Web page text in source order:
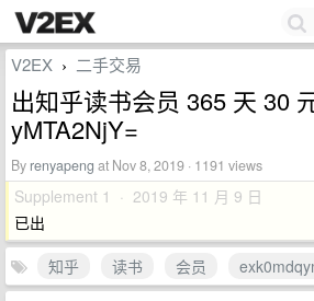
V2EX › 二手交易
出知乎读书会员 365 天 30
yMTA2NjY=
By renyapeng at Nov 8, 2019 · 1191 views
Supplement 1 · 2019 年 11 月 9 日
已出
知乎
读书 会员